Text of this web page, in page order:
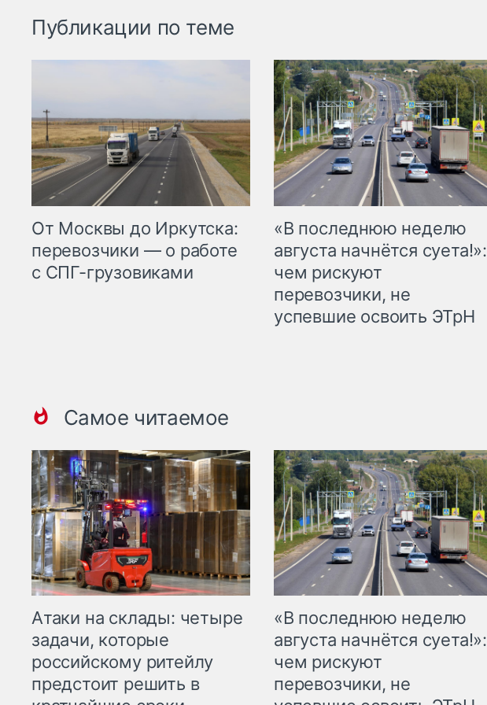
Публикации по теме
От Москвы до Иркутска:
перевозчики — о работе
с СПГ-грузовиками
«В последнюю неделю
августа начнётся суета!»:
чем рискуют
перевозчики, не
успевшие освоить ЭТрН
Самое читаемое
Атаки на склады: четыре
задачи, которые
российскому ритейлу
предстоит решить в
«В последнюю неделю
августа начнётся суета!»:
чем рискуют
перевозчики, не